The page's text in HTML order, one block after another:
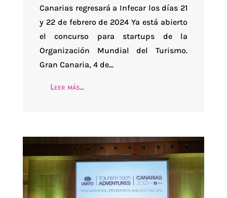
Canarias regresará a Infecar los días 21
y 22 de febrero de 2024 Ya está abierto
el concurso para startups de la
Organización Mundial del Turismo.
Gran Canaria, 4 de...
Leer más...